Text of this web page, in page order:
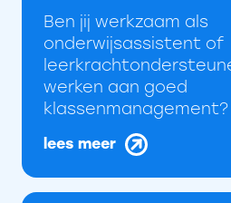
Ben jij werkzaam als
onderwijsassistent of
werken aan goed
klassenmanagement?
lees meer